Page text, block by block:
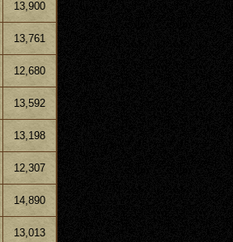
13,900
13,761
12,680
13,592
13,198
12,307
14,890
13,013